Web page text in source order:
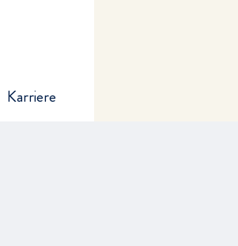
Karriere